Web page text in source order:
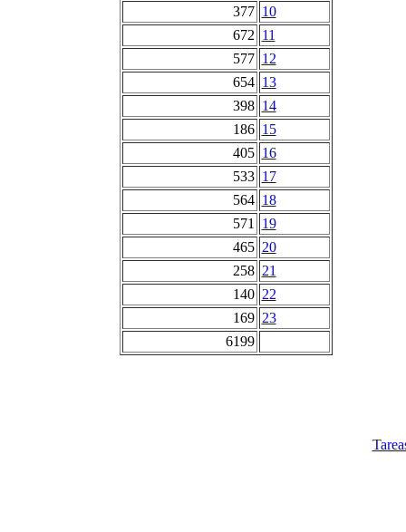
377 10
672 11
577 12
654 13
398 14
186 15
405 16
533 17
564 18
571
19
465 20
258 21
140 22
169 23
6199